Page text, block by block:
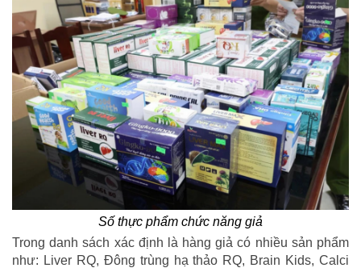
Số thực phẩm chức năng giả
Trong danh sách xác định là hàng giả có nhiều sản phẩm
như: Liver RQ, Đông trùng hạ thảo RQ, Brain Kids, Calci